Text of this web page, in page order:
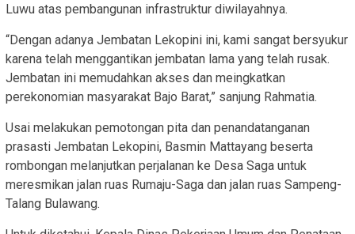
Luwu atas pembangunan infrastruktur diwilayahnya.
“Dengan adanya Jembatan Lekopini ini, kami sangat bersyukur
karena telah menggantikan jembatan lama yang telah rusak.
Jembatan ini memudahkan akses dan meingkatkan
perekonomian masyarakat Bajo Barat,” sanjung Rahmatia.
Usai melakukan pemotongan pita dan penandatanganan
prasasti Jembatan Lekopini, Basmin Mattayang beserta
rombongan melanjutkan perjalanan ke Desa Saga untuk
meresmikan jalan ruas Rumaju-Saga dan jalan ruas Sampeng-
Talang Bulawang.